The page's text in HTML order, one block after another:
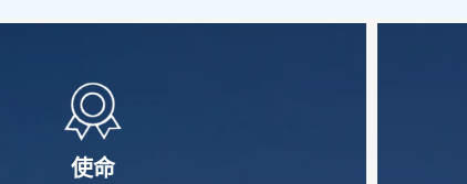
使命